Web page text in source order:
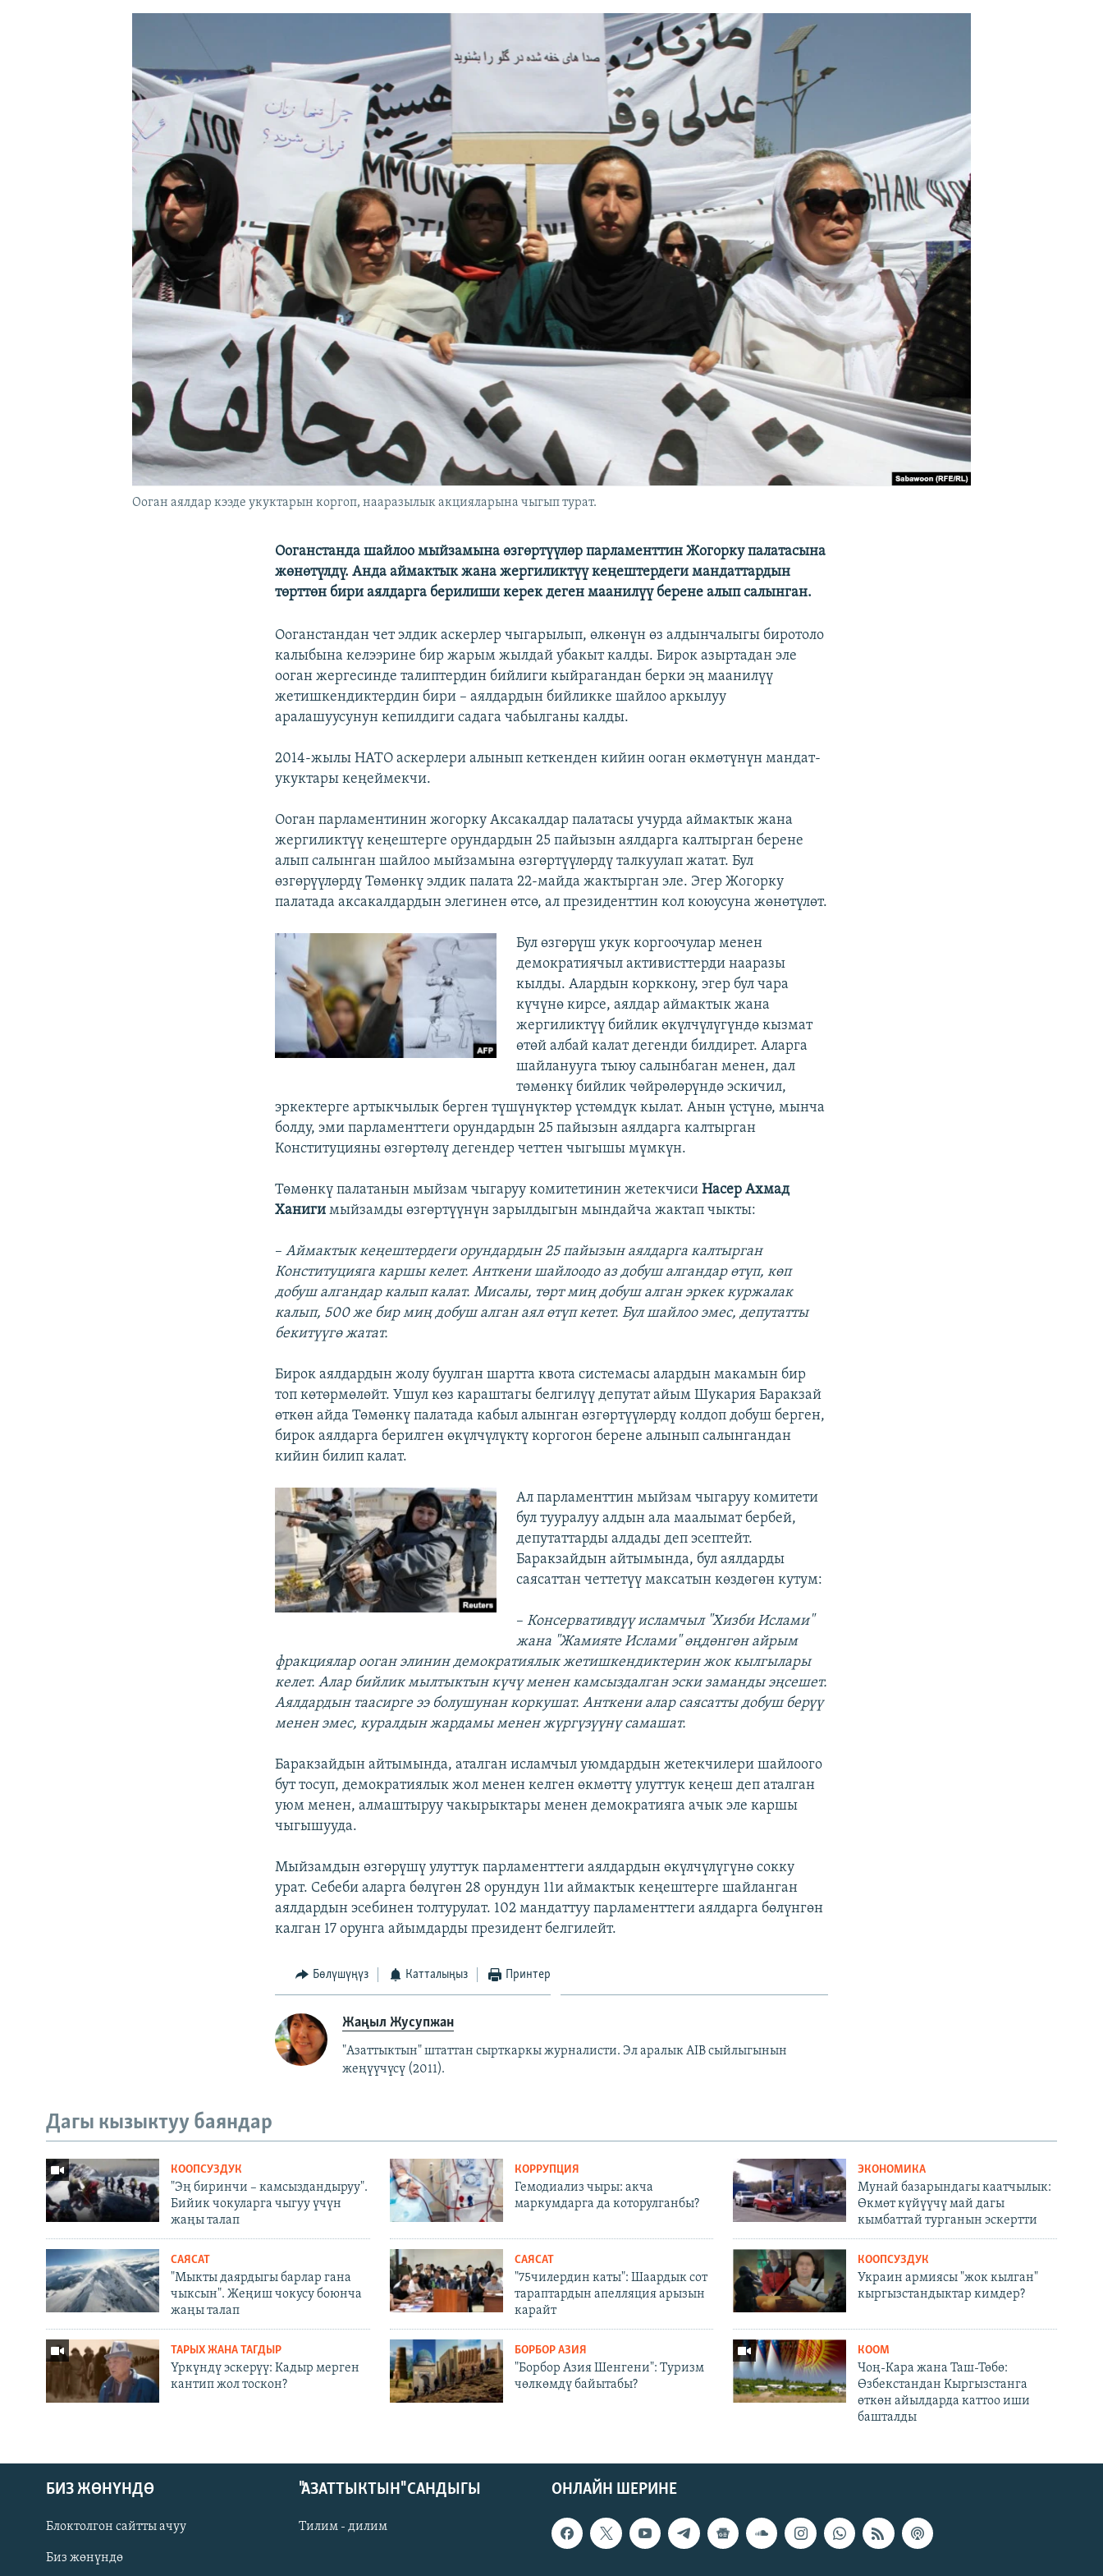
Ооган аялдар кээде укуктарын коргоп, нааразылык акцияларына чыгып турат.
Ооганстанда шайлоо мыйзамына өзгөртүүлөр парламенттин Жогорку палатасына
жөнөтүлдү. Анда аймактык жана жергиликтүү кеңештердеги мандаттардын
төрттөн бири аялдарга берилиши керек деген маанилүү берене алып салынган.
Ооганстандан чет элдик аскерлер чыгарылып, өлкөнүн өз алдынчалыгы биротоло
калыбына келээрине бир жарым жылдай убакыт калды. Бирок азыртадан эле
ооган жергесинде талиптердин бийлиги кыйрагандан берки эң маанилүү
жетишкендиктердин бири – аялдардын бийликке шайлоо аркылуу
аралашуусунун кепилдиги садага чабылганы калды.
2014-жылы НАТО аскерлери алынып кеткенден кийин ооган өкмөтүнүн мандат-
укуктары кеңеймекчи.
Ооган парламентинин жогорку Аксакалдар палатасы учурда аймактык жана
жергиликтүү кеңештерге орундардын 25 пайызын аялдарга калтырган берене
алып салынган шайлоо мыйзамына өзгөртүүлөрдү талкуулап жатат. Бул
өзгөрүүлөрдү Төмөнкү элдик палата 22-майда жактырган эле. Эгер Жогорку
палатада аксакалдардын элегинен өтсө, ал президенттин кол коюусуна жөнөтүлөт.
Бул өзгөрүш укук коргоочулар менен
демократиячыл активисттерди нааразы
кылды. Алардын корккону, эгер бул чара
күчүнө кирсе, аялдар аймактык жана
жергиликтүү бийлик өкүлчүлүгүндө кызмат
өтөй албай калат дегенди билдирет. Аларга
шайланууга тыюу салынбаган менен, дал
төмөнкү бийлик чөйрөлөрүндө эскичил,
эркектерге артыкчылык берген түшүнүктөр үстөмдүк кылат. Анын үстүнө, мынча
болду, эми парламенттеги орундардын 25 пайызын аялдарга калтырган
Конституцияны өзгөртөлү дегендер четтен чыгышы мүмкүн.
Төмөнкү палатанын мыйзам чыгаруу комитетинин жетекчиси Насер Ахмад
Ханиги мыйзамды өзгөртүүнүн зарылдыгын мындайча жактап чыкты:
–Аймактык кеңештердеги орундардын 25 пайызын аялдарга калтырган
Конституцияга каршы келет. Анткени шайлоодо аз добуш алгандар өтүп, көп
добуш алгандар калып калат. Мисалы, төрт миң добуш алган эркек куржалак
калып, 500 же бир миң добуш алган аял өтүп кетет. Бул шайлоо эмес, депутатты
бекитүүгө жатат.
Бирок аялдардын жолу буулган шартта квота системасы алардын макамын бир
топ көтөрмөлөйт. Ушул көз караштагы белгилүү депутат айым Шукария Баракзай
өткөн айда Төмөнкү палатада кабыл алынган өзгөртүүлөрдү колдоп добуш берген,
бирок аялдарга берилген өкүлчүлүктү коргогон берене алынып салынгандан
кийин билип калат.
Ал парламенттин мыйзам чыгаруу комитети
бул тууралуу алдын ала маалымат бербей,
депутаттарды алдады деп эсептейт.
Баракзайдын айтымында, бул аялдарды
саясаттан четтетүү максатын көздөгөн кутум:
– Консервативдүү исламчыл "Хизби Ислами"
жана "Жамияте Ислами" өңдөнгөн айрым
фракциялар ооган элинин демократиялык жетишкендиктерин жок кылгылары
келет. Алар бийлик мылтыктын күчү менен камсыздалган эски заманды эңсешет.
Аялдардын таасирге ээ болушунан коркушат. Анткени алар саясатты добуш берүү
менен эмес, куралдын жардамы менен жүргүзүүнү самашат.
Баракзайдын айтымында, аталган исламчыл уюмдардын жетекчилери шайлоого
бут тосуп, демократиялык жол менен келген өкмөттү улуттук кеңеш деп аталган
уюм менен, алмаштыруу чакырыктары менен демократияга ачык эле каршы
чыгышууда.
Мыйзамдын өзгөрүшү улуттук парламенттеги аялдардын өкүлчүлүгүнө сокку
урат. Себеби аларга бөлүгөн 28 орундун 11и аймактык кеңештерге шайланган
аялдардын эсебинен толтурулат. 102 мандаттуу парламенттеги аялдарга бөлүнгөн
калган 17 орунга айымдарды президент белгилейт.
Бөлүшүңүз Катталыңыз Принтер
Жаңыл Жусупжан
"Азаттыктын" штаттан сырткаркы журналисти. Эл аралык AIB сыйлыгынын
жеңүүчүсү (2011).
Дагы кызыктуу баяндар
КООПСУЗДУК
"Эң биринчи – камсыздандыруу".
Бийик чокуларга чыгуу үчүн
жаңы талап
КОРРУПЦИЯ
Гемодиализ чыры: акча
маркумдарга да которулганбы?
ЭКОНОМИКА
Мунай базарындагы каатчылык:
Өкмөт күйүүчү май дагы
кымбаттай турганын эскертти
САЯСАТ
"Мыкты даярдыгы барлар гана
чыксын". Жеңиш чокусу боюнча
жаңы талап
САЯСАТ
"75чилердин каты": Шаардык сот
тараптардын апелляция арызын
карайт
КООПСУЗДУК
Украин армиясы "жок кылган"
кыргызстандыктар кимдер?
ТАРЫХ ЖАНА ТАГДЫР
Үркүндү эскерүү: Кадыр мерген
кантип жол тоскон?
БОРБОР АЗИЯ
"Борбор Азия Шенгени": Туризм
чөлкөмдү байытабы?
КООМ
Чоң-Кара жана Таш-Төбө:
Өзбекстандан Кыргызстанга
өткөн айылдарда каттоо иши
башталды
ОНЛАЙН ШЕРИНЕ
БИЗ ЖӨНҮНДӨ
Блоктолгон сайтты ачуу
Биз жөнүндө
"АЗАТТЫКТЫН" САНДЫГЫ
Тилим - дилим